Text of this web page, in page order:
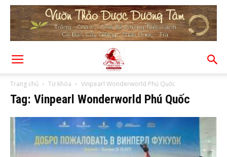
Trang chủ Từ khóa Vinpearl Wonderworld Phú Quốc
Tag: Vinpearl Wonderworld Phú Quốc